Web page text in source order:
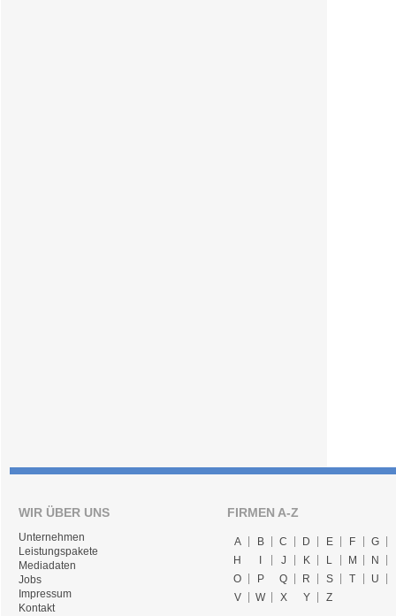
WIR ÜBER UNS
Unternehmen
Leistungspakete
Mediadaten
Jobs
Impressum
Kontakt
FIRMEN A-Z
A B C D E F
G
H
J K L M
N
O
P Q R S T
U
V
W X Y Z